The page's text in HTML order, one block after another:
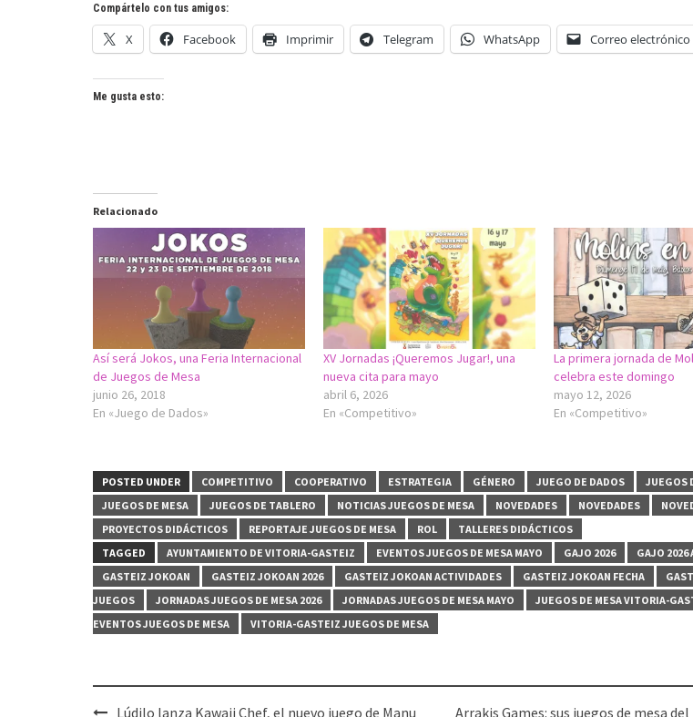
Compártelo con tus amigos:
X Facebook Imprimir Telegram WhatsApp Correo electrónico
Me gusta esto:
Relacionado
Así será Jokos, una Feria Internacional
de Juegos de Mesa
junio 26, 2018
En «Juego de Dados»
XV Jornadas ¡Queremos Jugar!, una
nueva cita para mayo
abril 6, 2026
En «Competitivo»
La primera jornada de
celebra este domingo
mayo 12, 2026
En «Competitivo»
POSTED UNDER COMPETITIVO COOPERATIVO ESTRATEGIA GÉNERO JUEGO DE DADOS
JUEGOS
JUEGOS DE MESA
JUEGOS DE TABLERO NOTICIAS JUEGOS DE MESA NOVEDADES NOVEDADES
PROYECTOS DIDÁCTICOS
REPORTAJE JUEGOS DE MESA ROL
TALLERES DIDÁCTICOS
TAGGED
AYUNTAMIENTO DE VITORIA-GASTEIZ EVENTOS JUEGOS DE MESA MAYO GAJO 2026
GAJO 2026
GASTEIZ JOKOAN
GASTEIZ JOKOAN 2026 GASTEIZ JOKOAN ACTIVIDADES GASTEIZ JOKOAN FECHA
JUEGOS
JORNADAS JUEGOS DE MESA 2026 JORNADAS JUEGOS DE MESA MAYO JUEGOS DE MESA VITORIA-
EVENTOS JUEGOS DE MESA
VITORIA-GASTEIZ JUEGOS DE MESA
Lúdilo lanza Kawaii Chef, el nuevo juego de Manu
Arrakis Games: sus juegos de mesa